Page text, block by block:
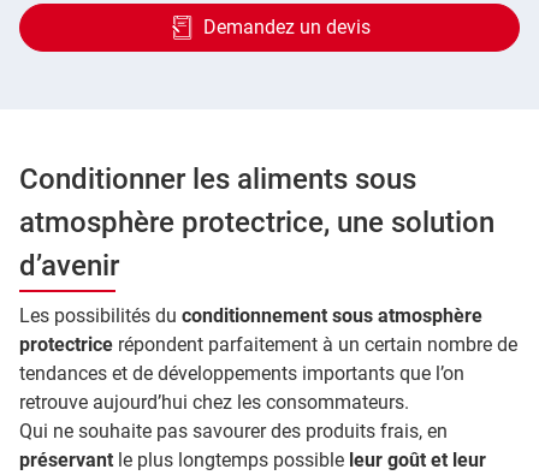
Demandez un devis
Conditionner les aliments sous
atmosphère protectrice, une solution
d’avenir
Les possibilités du conditionnement sous atmosphère
protectrice répondent parfaitement à un certain nombre de
tendances et de développements importants que l’on
retrouve aujourd’hui chez les consommateurs.
Qui ne souhaite pas savourer des produits frais, en
préservant le plus longtemps possible leur goût et leur